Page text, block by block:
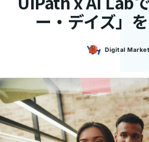
ー・デイズ」
Digital